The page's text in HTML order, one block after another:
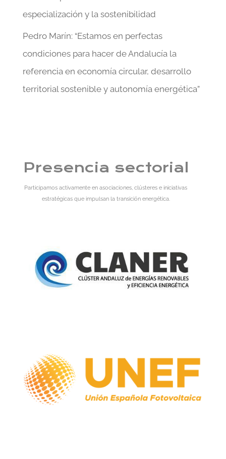
especialización y la sostenibilidad
Pedro Marín: “Estamos en perfectas
condiciones para hacer de Andalucía la
referencia en economía circular, desarrollo
territorial sostenible y autonomía energética”
Presencia sectorial
Participamos activamente en asociaciones, clústeres e iniciativas
estratégicas que impulsan la transición energética.